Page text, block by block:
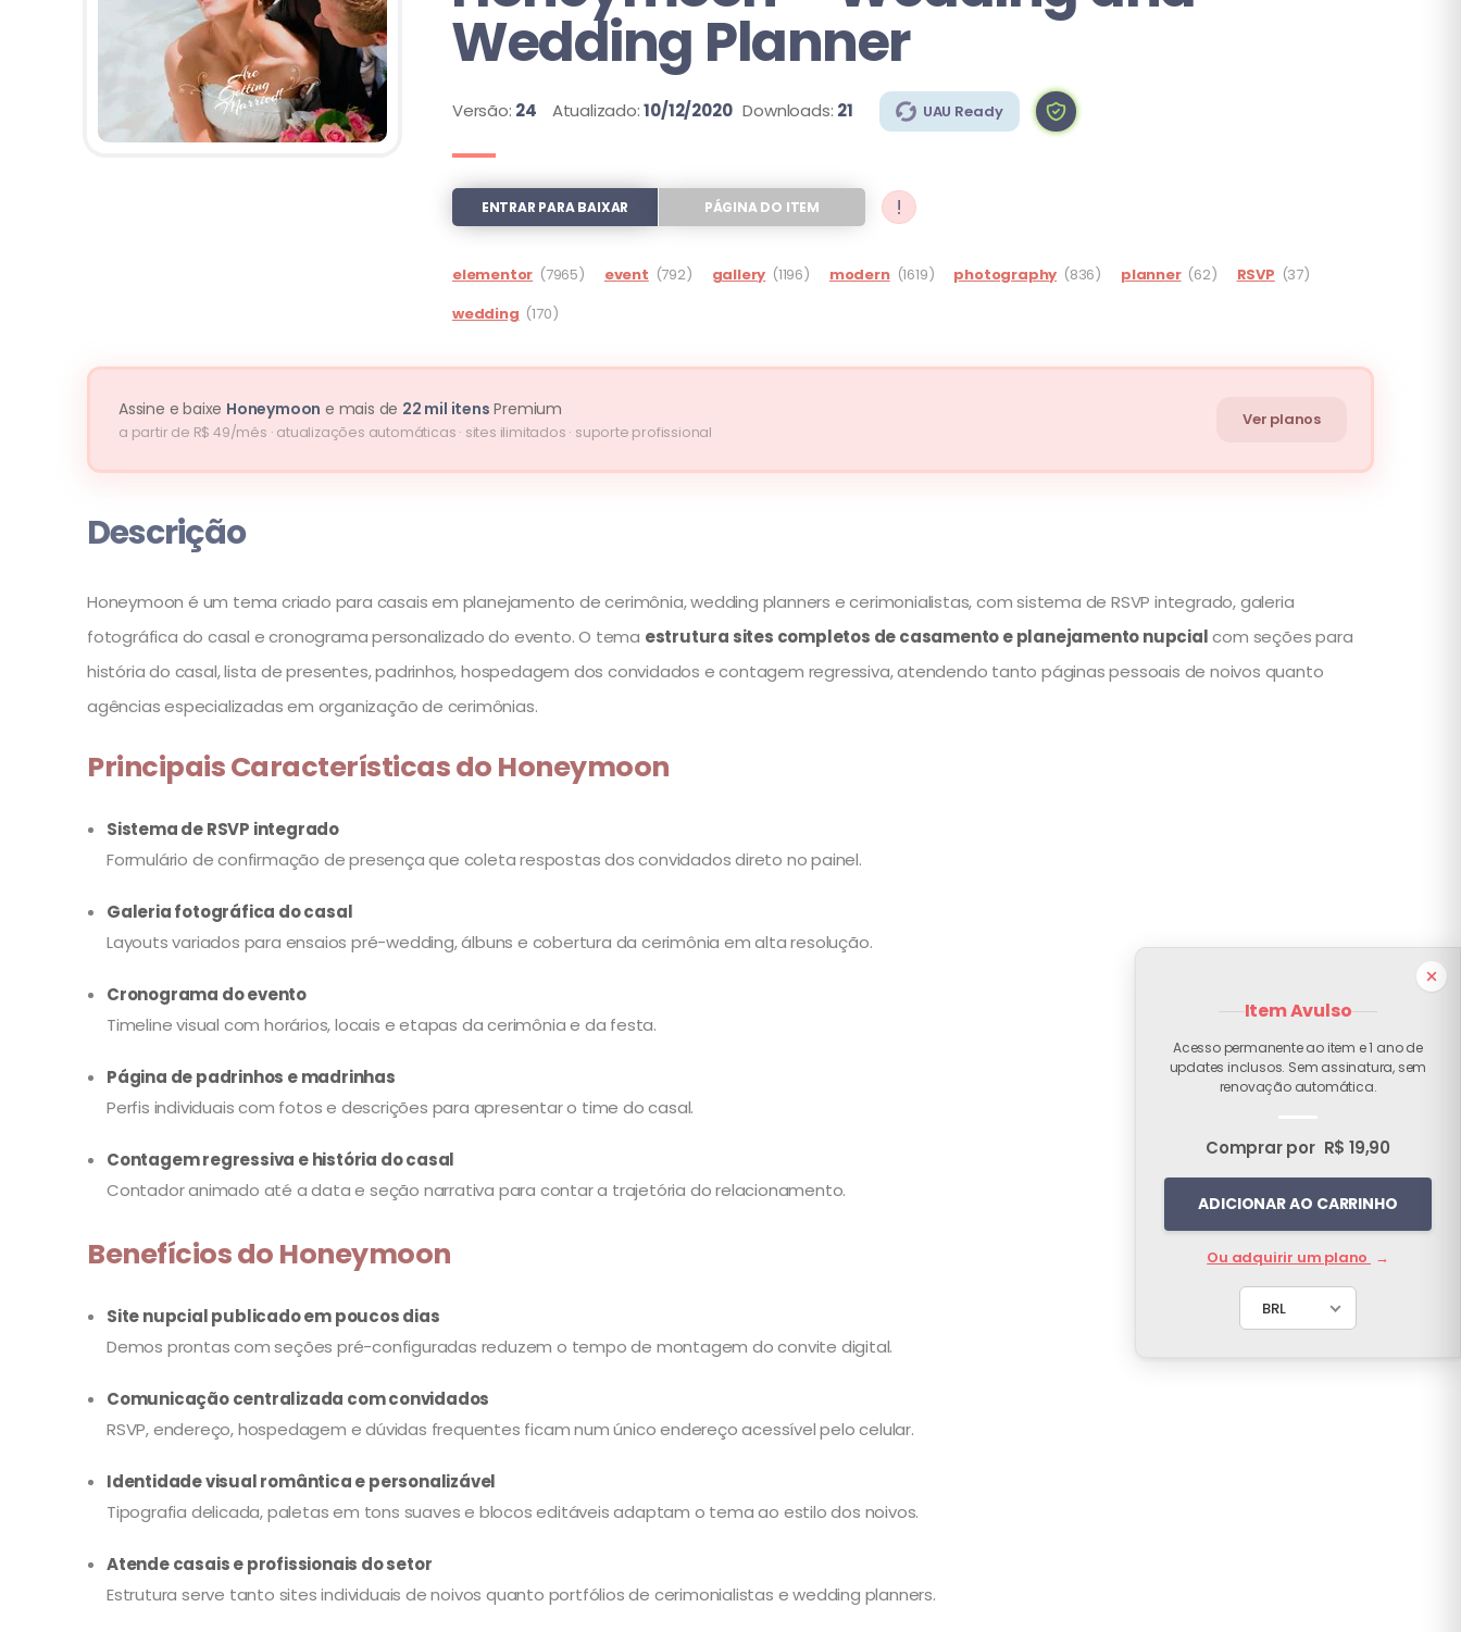
Wedding Planner
Versão: 24 Atualizado:10/12/2020 Downloads: 21 UAU Ready
ENTRAR PARA BAIXAR PÁGINA DO ITEM !
elementor (7965) event (792) gallery (1196) modern (1619) photography (836) planner (62) RSVP (37)
wedding (170)
Assine e baixe Honeymoon e mais de 22 mil itens Premium
a partir de R$ 49/mês · atualizações automáticas · sites ilimitados · suporte profissional
Ver planos
Descrição
Honeymoon é um tema criado para casais em planejamento de cerimônia, wedding planners e cerimonialistas, com sistema de RSVP integrado, galeria
fotográfica do casal e cronograma personalizado do evento. O tema estrutura sites completos de casamento e planejamento nupcialcom seções para
história do casal, lista de presentes, padrinhos, hospedagem dos convidados e contagem regressiva, atendendo tanto páginas pessoais de noivos quanto
agências especializadas em organização de cerimônias.
Principais Características do Honeymoon
Sistema de RSVP integrado
Formulário de confirmação de presença que coleta respostas dos convidados direto no painel.
Galeria fotográfica do casal
Layouts variados para ensaios pré-wedding, álbuns e cobertura da cerimônia em alta resolução.
Cronograma do evento
Timeline visual com horários, locais e etapas da cerimônia e da festa.
Página de padrinhos e madrinhas
Perfis individuais com fotos e descrições para apresentar o time do casal.
Contagem regressiva e história do casal
Contador animado até a data e seção narrativa para contar a trajetória do relacionamento.
Benefícios do Honeymoon
Site nupcial publicado em poucos dias
Demos prontas com seções pré-configuradas reduzem o tempo de montagem do convite digital.
Comunicação centralizada com convidados
RSVP, endereço, hospedagem e dúvidas frequentes ficam num único endereço acessível pelo celular.
Identidade visual romântica e personalizável
Tipografia delicada, paletas em tons suaves e blocos editáveis adaptam o tema ao estilo dos noivos.
Atende casais e profissionais do setor
Estrutura serve tanto sites individuais de noivos quanto portfólios de cerimonialistas e wedding planners.
Item Avulso
Acesso permanente ao item e 1 ano de
updates inclusos. Sem assinatura, sem
renovação automática.
Comprar por R$ 19,90
ADICIONAR AO CARRINHO
Ou adquirir um plano →